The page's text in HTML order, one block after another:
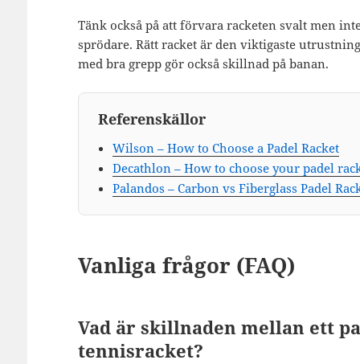
Tänk också på att förvara racketen svalt men
sprödare. Rätt racket är den viktigaste
med bra grepp gör också skillnad på banan.
Referenskällor
Wilson – How to Choose a Padel Racket
Decathlon – How to choose your padel
Palandos – Carbon vs Fiberglass Padel
Vanliga frågor (FAQ)
Vad är skillnaden mellan ett
tennisracket?